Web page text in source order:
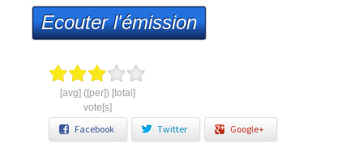
Ecouter l'émission
[avg] ([per]) [total]
vote[s]
Facebook Twitter Google+